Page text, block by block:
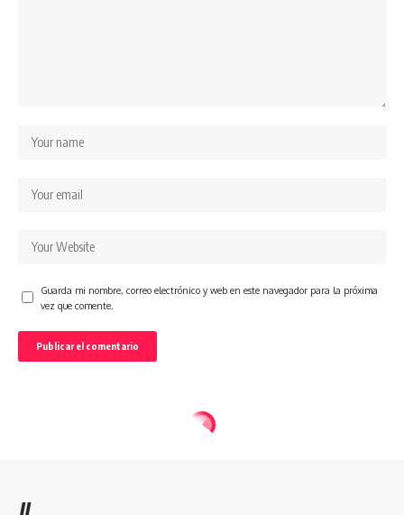
Guarda mi nombre, correo electrónico y web en este navegador para la próxima
vez que comente.